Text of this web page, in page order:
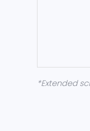
*Extended